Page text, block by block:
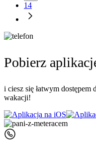
14
Pobierz
i ciesz się łatwym
wakacji!